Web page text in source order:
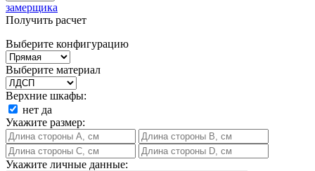
замерщика
Получить расчет
Выберите конфигурацию
Выберите материал
Верхние шкафы:
нет да
Укажите размер:
Укажите личные данные: